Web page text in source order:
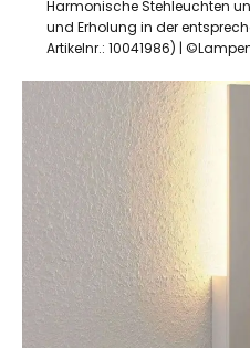
Harmonische Stehleuchten
und Erholung in der
Artikelnr.: 10041986) |